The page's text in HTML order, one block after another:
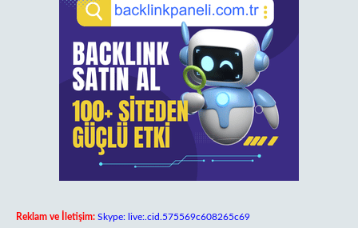
Reklam ve İletişim: Skype: live:.cid.575569c608265c69